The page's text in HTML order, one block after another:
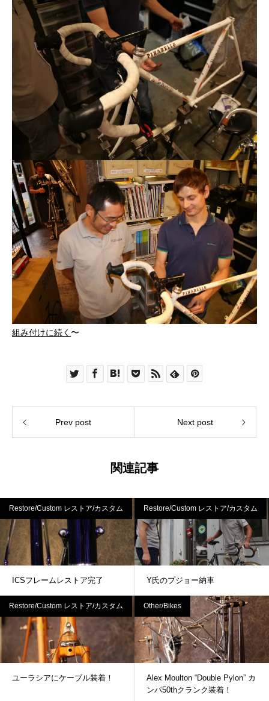
組み付けに続く 〜
Prev post Next post
関連記事
Restore/Custom レストア/カスタム
ICSフレームレストア完了
Restore/Custom レストア/カスタム
Y氏のプジョー納車
Restore/Custom レストア/カスタム
ユーラシアにケーブル装着！
Other/Bikes
Alex Moulton “Double Pylon” カ
ンパ50thクランク装着！